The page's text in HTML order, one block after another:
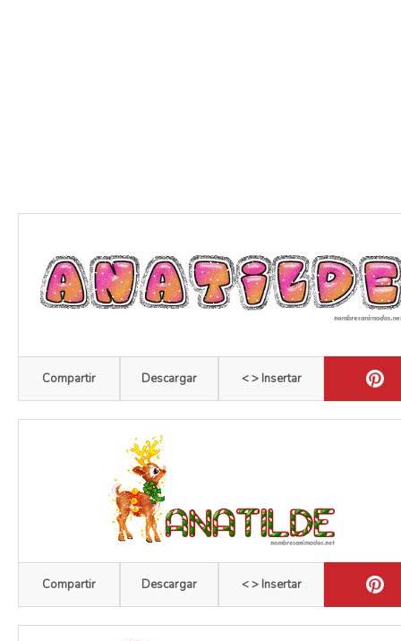
Compartir Descargar < > Insertar
Compartir Descargar < > Insertar